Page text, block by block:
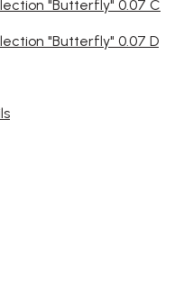
"Butterfly" 0.07 C
"Butterfly" 0.07 D